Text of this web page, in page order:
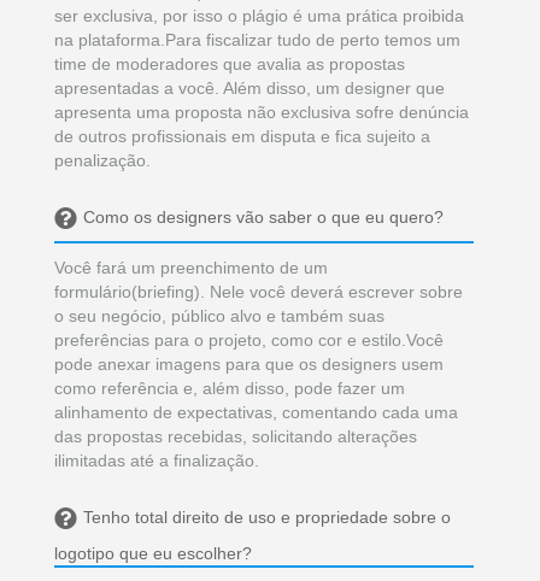
ser exclusiva, por isso o plágio é uma prática proibida
na plataforma.Para fiscalizar tudo de perto temos um
time de moderadores que avalia as propostas
apresentadas a você. Além disso, um designer que
apresenta uma proposta não exclusiva sofre denúncia
de outros profissionais em disputa e fica sujeito a
penalização.
Como os designers vão saber o que eu quero?
Você fará um preenchimento de um
formulário(briefing). Nele você deverá escrever sobre
o seu negócio, público alvo e também suas
preferências para o projeto, como cor e estilo.Você
pode anexar imagens para que os designers usem
como referência e, além disso, pode fazer um
alinhamento de expectativas, comentando cada uma
das propostas recebidas, solicitando alterações
ilimitadas até a finalização.
Tenho total direito de uso e propriedade sobre o
logotipo que eu escolher?